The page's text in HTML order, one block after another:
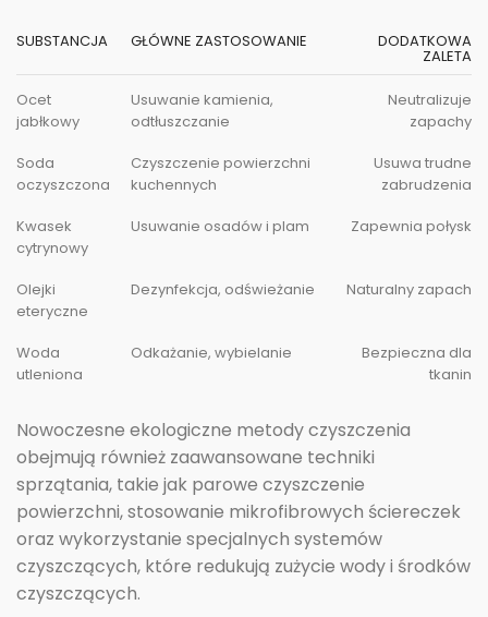
SUBSTANCJA GŁÓWNE ZASTOSOWANIE DODATKOWA
ZALETA
Ocet
jabłkowy
Usuwanie kamienia,
odtłuszczanie
Neutralizuje
zapachy
Soda
oczyszczona
Czyszczenie powierzchni
kuchennych
Usuwa trudne
zabrudzenia
Kwasek
cytrynowy
Usuwanie osadów i plam Zapewnia połysk
Olejki
eteryczne
Dezynfekcja, odświeżanie Naturalny zapach
Woda
utleniona
Odkażanie, wybielanie
Bezpieczna dla
tkanin
Nowoczesne ekologiczne metody czyszczenia
obejmują również zaawansowane techniki
sprzątania, takie jak parowe czyszczenie
powierzchni, stosowanie mikrofibrowych ściereczek
oraz wykorzystanie specjalnych systemów
czyszczących, które redukują zużycie wody i środków
czyszczących.